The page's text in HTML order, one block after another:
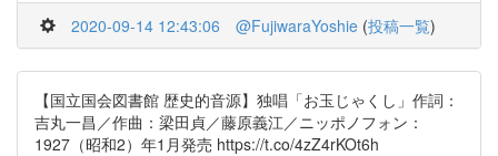
2020-09-14 12:43:06 @FujiwaraYoshie (投稿一覧)
【国立国会図書館 歴史的音源】独唱「お玉じゃくし」作詞：
吉丸一昌／作曲：梁田貞／藤原義江／ニッポノフォン：
1927（昭和2）年1月発売 https://t.co/4zZ4rKOt6h